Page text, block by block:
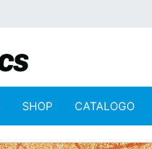
SHOP CATALOGO